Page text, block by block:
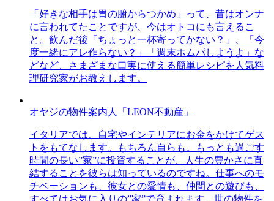
「好きな相手は胃の腑からつかめ」って、昔はオンナ
に言われてたことですが、今はオトコにも言えるこ
と。飲んだ後「ちょっと一杯寄ってかない？」、「今
度一緒にアレ作らない？」「週末ホムパしようよ」な
どなど、さまざまな口実に使える簡単レシピを人気料
理研究家がお教えします。
オヤジの物件案内人「LEON不動産」
イタリアでは、自宅やインテリアにお金をかけてゲス
トをもてなします。もちろん自らも。もっとも過ごす
時間の長い”家”に投資することが、人生の豊かさに直
結することを彼らは知っているのですね。仕事へのモ
チベーションも、彼女との愛情も、仲間との遊びも、
すべてはお気に入りの”家”で育まれます。世の物件を